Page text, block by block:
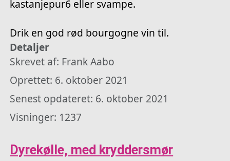
kastanjepur6 eller svampe.
Drik en god rød bourgogne vin til.
Detaljer
Skrevet af: Frank Aabo
Oprettet: 6. oktober 2021
Senest opdateret: 6. oktober 2021
Visninger: 1237
Dyrekølle, med kryddersmør